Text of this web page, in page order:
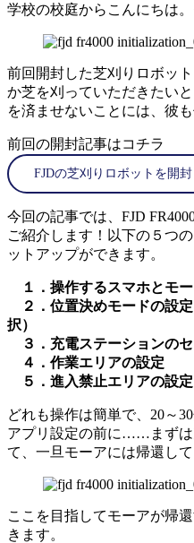
学校の校庭からこんにちは。
前回開封した芝刈りロボッ
か芝を刈っていただきたい
を済ませないことには、彼
前回の開封記事はコチラ
FJDの芝刈りロボットを開
今回の記事では、FJD
ご紹介します！以下の５つ
ットアップができます。
１． 操作するスマホとモ
２．位置決めモードの設
択）
３．充電ステーションの
４．作業エリアの設定
５．進入禁止エリアの設定
どれも操作は簡単で、20～
アプリ設定の前に……まずは
て、一旦モーアには帰還して
ここを目指してモーアが帰
きます。